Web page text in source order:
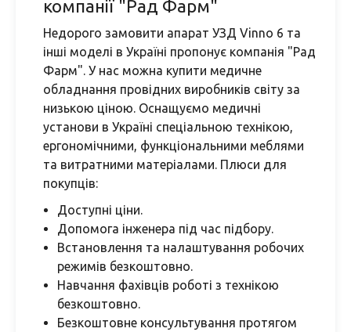
компанії "Рад Фарм"
Недорого замовити апарат УЗД Vinno 6 та
інші моделі в Україні пропонує компанія "Рад
Фарм". У нас можна купити медичне
обладнання провідних виробників світу за
низькою ціною. Оснащуємо медичні
установи в Україні спеціальною технікою,
ергономічними, функціональними меблями
та витратними матеріалами. Плюси для
покупців:
Доступні ціни.
Допомога інженера під час підбору.
Встановлення та налаштування робочих
режимів безкоштовно.
Навчання фахівців роботі з технікою
безкоштовно.
Безкоштовне консультування протягом